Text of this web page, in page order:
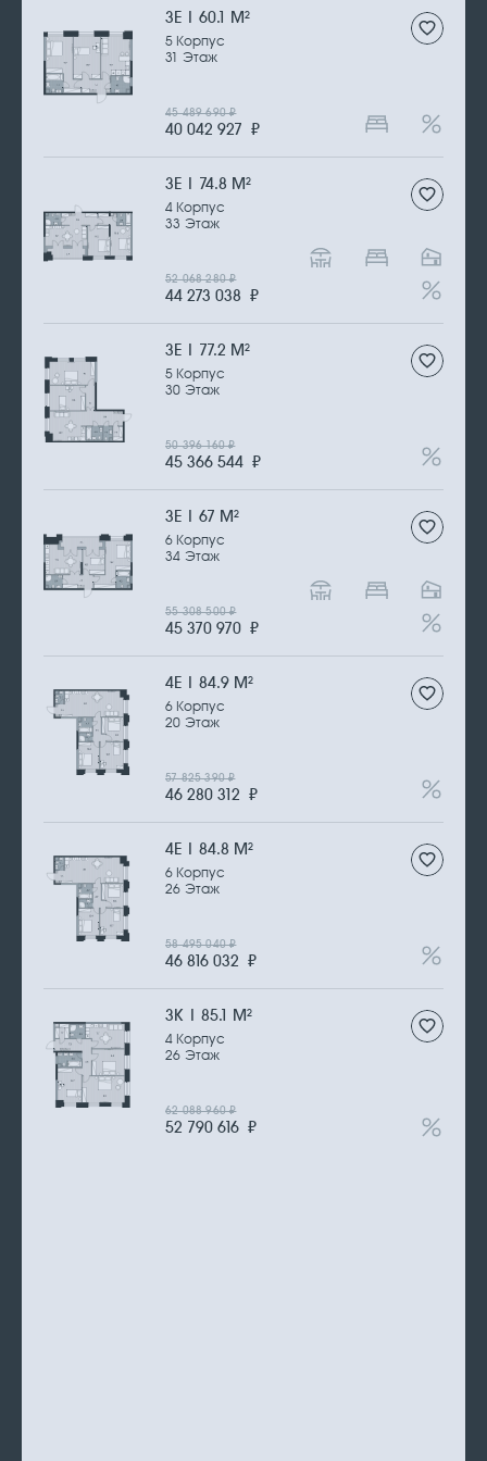
3Е | 60.1 М2
5 Корпус
31 Этаж
40 042 927 ₽
45 489 690₽
3Е | 74.8 М2
4 Корпус
33 Этаж
44 273 038 ₽
52 068 280₽
3Е | 77.2 М2
5 Корпус
30 Этаж
45 366 544 ₽
50 396 160₽
3Е | 67 М2
6 Корпус
34 Этаж
45 370 970 ₽
55 308 500₽
4Е | 84.9 М2
6 Корпус
20 Этаж
46 280 312 ₽
57 825 390₽
4Е | 84.8 М2
6 Корпус
26 Этаж
46 816 032 ₽
58 495 040₽
3К | 85.1 М2
4 Корпус
26 Этаж
52 790 616 ₽
62 088 960₽